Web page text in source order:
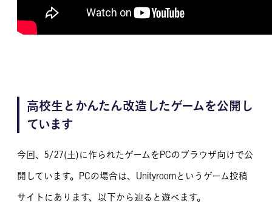
高校生とかんたん改造したゲームを公開し
ています
今回、5/27(土)に作られたゲームをPCのブラウザ向けで公
開しています。PCの場合は、Unityroomというゲーム投稿
サイトにあります、以下から辿ると遊べます。